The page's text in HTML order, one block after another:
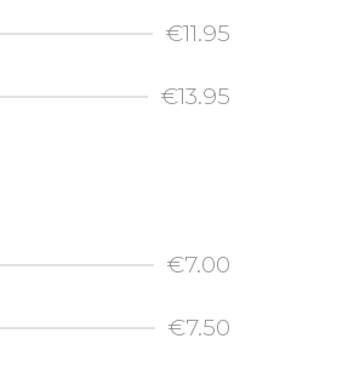
€11.95
€13.95
€7.00
€7.50